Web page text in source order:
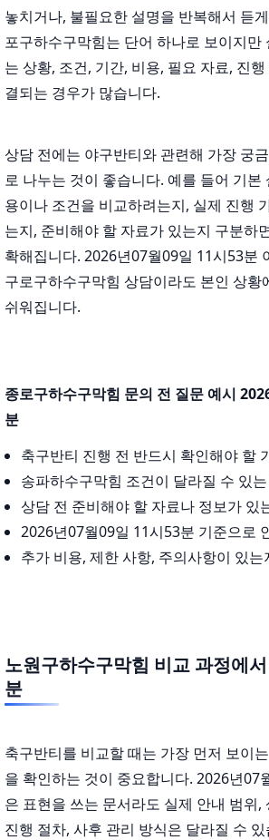
놓치거나, 불필요한 설명을 반복해서 듣
포구하수구막힘는 단어 하나로 보이지만
는 상황, 조건, 기간, 비용, 필요 자료, 진
결되는 경우가 많습니다.
상담 전에는 야구반티와 관련해 가장 궁
로 나누는 것이 좋습니다. 예를 들어 기본
용이나 조건을 비교하려는지, 실제 진행
는지, 준비해야 할 자료가 있는지 구분하
확해집니다. 2026년07월09일 11시53분
구로구하수구막힘 상담이라도 본인 상황
쉬워집니다.
종로구하수구막힘 문의 전 질문 예시
분
축구반티 진행 전 반드시 확인해야 할
송파하수구막힘 조건이 달라질 수 있
상담 전 준비해야 할 자료나 정보가 있
2026년07월09일 11시53분 기준으로
추가 비용, 제한 사항, 주의사항이 있는
노원구하수구막힘 비교 과정에
분
축구반티를 비교할 때는 가장 먼저 보이
을 확인하는 것이 중요합니다. 2026년07
은 표현을 쓰는 문서라도 실제 안내 범위,
진행 절차, 사후 관리 방식은 달라질 수